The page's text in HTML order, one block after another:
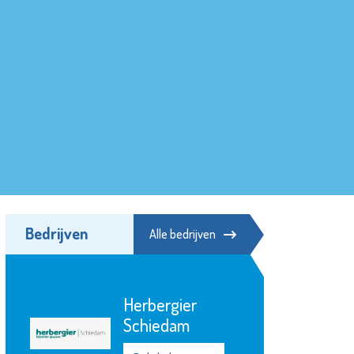
Bedrijven Alle bedrijven
Herbergier
Schiedam